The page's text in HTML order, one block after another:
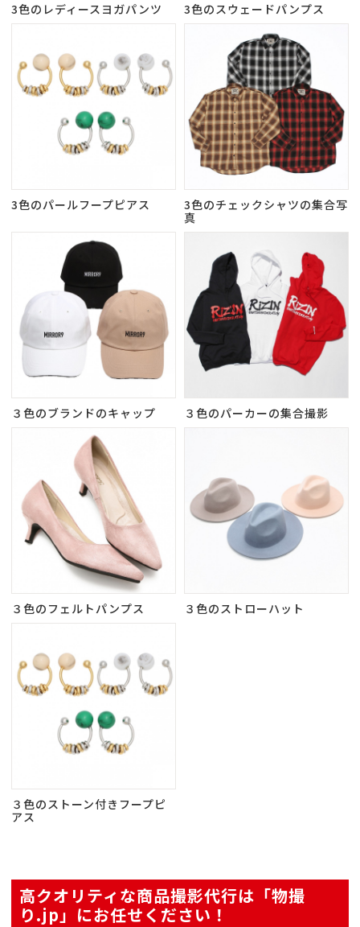
3色のレディースヨガパンツ 3色のスウェードパンプス
3色のパールフープピアス
3色のチェックシャツの集合写
真
３色のブランドのキャップ ３色のパーカーの集合撮影
３色のフェルトパンプス ３色のストローハット
３色のストーン付きフープピ
アス
高クオリティな商品撮影代行は「物撮
り.jp」にお任せください！